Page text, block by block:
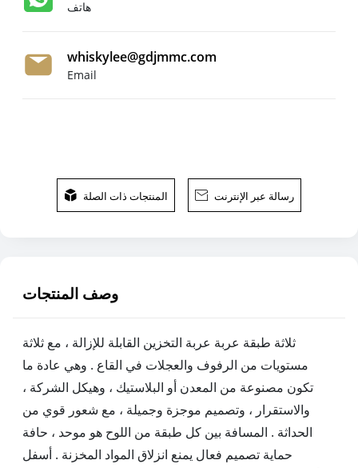
هاتف
whiskylee@gdjmmc.com
Email
 المنتجات ذات الصلة  رسالة عبر الإنترنت
وصف المنتجات
ثلاثة طبقة عربة عربة التخزين القابلة للإزالة ، مع ثلاثة
مستويات من الرفوف والعجلات في القاع . وهي عادة ما
تكون مصنوعة من المعدن أو البلاستيك ، وهيكل الشركة ،
والاستقرار ، وتصميم موجزة وجميلة ، مع شعور قوي من
الحداثة . المسافة بين كل طبقة من اللوح هو موحد ، حافة
حماية تصميم فعال يمنع انزلاق المواد المخزنة . أسفل